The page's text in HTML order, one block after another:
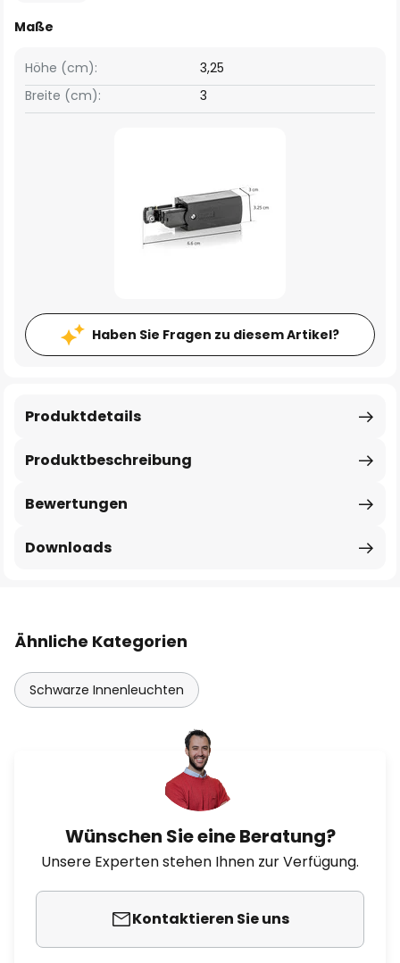
Maße
Breite (cm): 3
Höhe (cm): 3,25
Haben Sie Fragen zu diesem Artikel?
Produktbeschreibung
Produktdetails
Bewertungen
Downloads
Ähnliche Kategorien
Schwarze Innenleuchten
Wünschen Sie eine Beratung?
Unsere Experten stehen Ihnen zur Verfügung.
Kontaktieren Sie uns